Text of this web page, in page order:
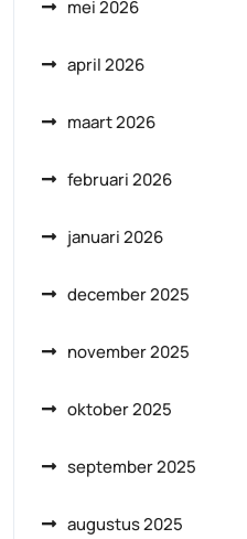
mei 2026
april 2026
maart 2026
februari 2026
januari 2026
december 2025
november 2025
oktober 2025
september 2025
augustus 2025